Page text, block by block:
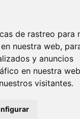
de rastreo para
nuestra web,
y anuncios
en nuestra
visitantes.